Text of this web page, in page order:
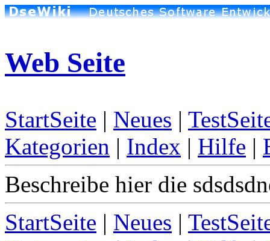
Web Seite
StartSeite | Neues |
Kategorien | Index | Hilfe |
Beschreibe hier die
StartSeite | Neues |